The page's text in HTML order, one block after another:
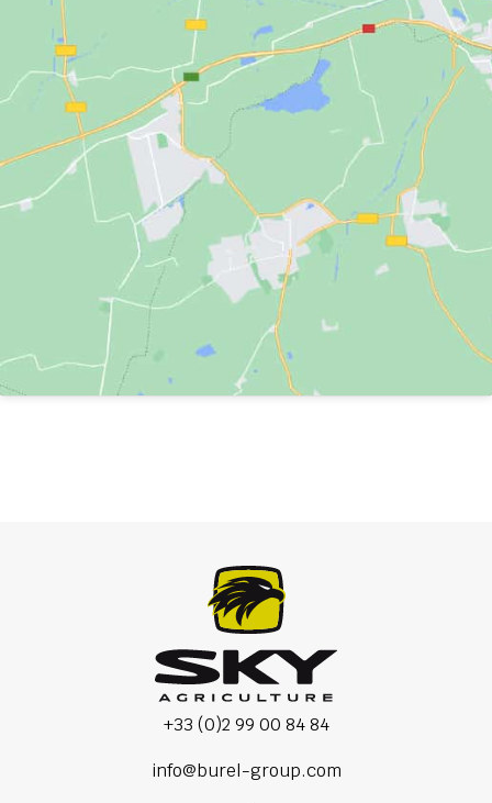
+33 (0)2 99 00 84 84
info@burel-group.com